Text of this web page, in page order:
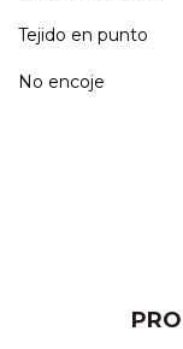
Tejido en punto
No encoje